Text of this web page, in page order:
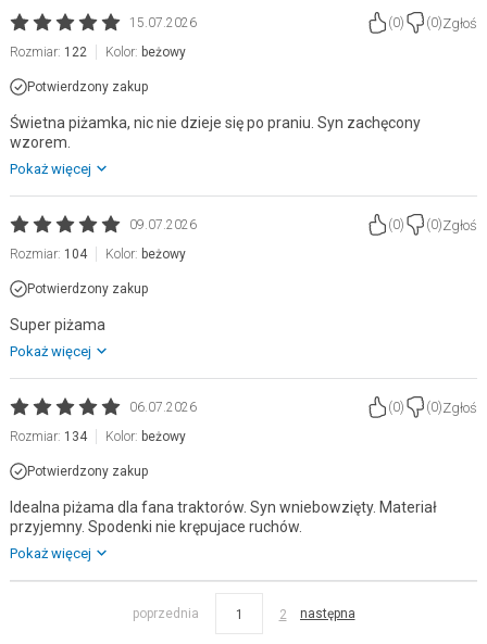
15.07.2026 (0) (0)Zgłoś
Rozmiar: 122 Kolor: beżowy
Potwierdzony zakup
Świetna piżamka, nic nie dzieje się po praniu. Syn zachęcony
wzorem.
Pokaż więcej
09.07.2026 (0) (0)Zgłoś
Rozmiar: 104 Kolor: beżowy
Potwierdzony zakup
Super piżama
Pokaż więcej
06.07.2026 (0) (0)Zgłoś
Rozmiar: 134 Kolor: beżowy
Potwierdzony zakup
Idealna piżama dla fana traktorów. Syn wniebowzięty. Materiał
przyjemny. Spodenki nie krępujace ruchów.
Pokaż więcej
poprzednia 1 2 następna